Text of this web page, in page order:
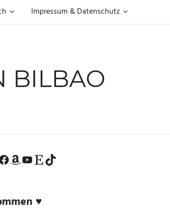
Impressum & Datenschutz
BILBAO
Amazon
YouTube
Etsy-ShopTikTok
♥